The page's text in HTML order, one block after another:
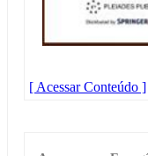
[ Acessar Conteúdo ]